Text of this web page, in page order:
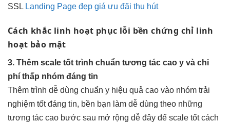
SSL Landing Page đẹp giá ưu đãi thu hút
Cách khắc linh hoạt phục lỗi bền chứng chỉ linh
hoạt bảo mật
3. Thêm scale tốt trình chuẩn tương tác cao y và chi
phí thấp nhóm đáng tin
Thêm trình dễ dùng chuẩn y hiệu quả cao vào nhóm trải
nghiệm tốtđáng tin, bền bạn làm dễ dùng theo những
tương tác cao bước sau mở rộng dễ đây để scale tốtcách